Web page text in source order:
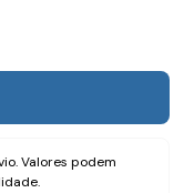
Valores podem